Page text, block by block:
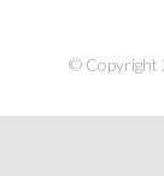
© Copyright